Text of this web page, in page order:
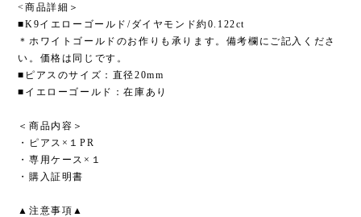
<商品詳細＞
■K9イエローゴールド/ダイヤモンド約0.122ct
＊ホワイトゴールドのお作りも承ります。備考欄にご記入くださ
い。価格は同じです。
■ピアスのサイズ：直径20mm
■イエローゴールド：在庫あり
＜商品内容＞
・ピアス×１PR
・専用ケース×１
・購入証明書
▲注意事項▲